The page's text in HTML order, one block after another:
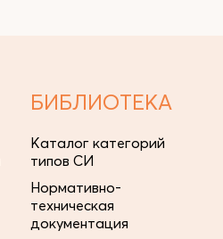
БИБЛИОТЕКА
Каталог категорий
типов СИ
Нормативно-
техническая
документация